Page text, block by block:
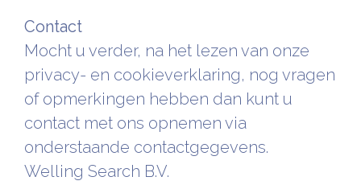
Contact
Mocht u verder, na het lezen van onze
privacy- en cookieverklaring, nog vragen
of opmerkingen hebben dan kunt u
contact met ons opnemen via
onderstaande contactgegevens.
Welling Search B.V.